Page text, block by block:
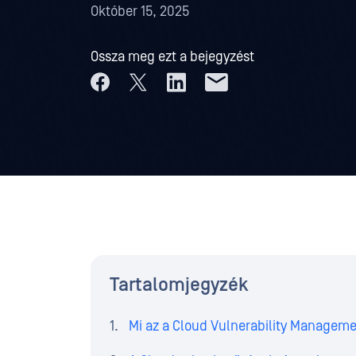
Október 15, 2025
Ossza meg ezt a bejegyzést
Tartalomjegyzék
Mi az a Cloud Vulnerability